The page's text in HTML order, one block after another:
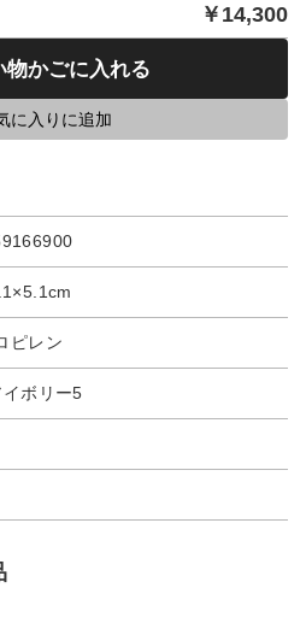
￥ 14,300
物かごに入れる
に入りに追加
ピレン
ボリー5